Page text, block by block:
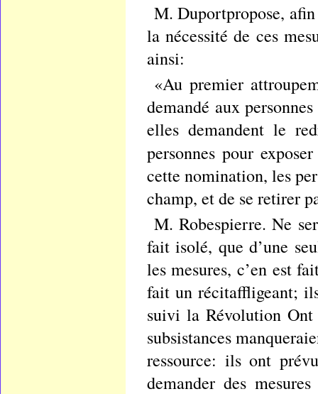
M. Duportpropose,
la nécessité de ces
ainsi:
«Au premier
demandé aux
elles demandent le
personnes pour
cette nomination, les
champ, et de se retirer
M. Robespierre. Ne
fait isolé, que d’une
les mesures, c’en est
fait un récitaffligeant;
suivi la Révolution
subsistances
ressource: ils ont
demander des